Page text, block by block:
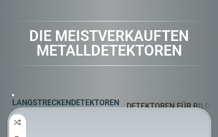
DIE MEISTVERKAUFTEN
METALLDETEKTOREN
LANGSTRECKENDETEKTOREN DETEKTOREN FÜR